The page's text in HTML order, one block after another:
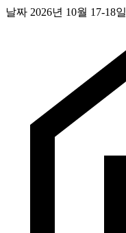
날짜 2026년 10월 17-18일